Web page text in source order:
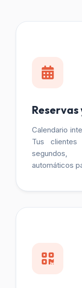
Reservas
Calendario
Tus
automáticos